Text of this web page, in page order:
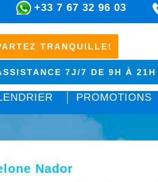
+33 7 67 32 96 03
TRANQUILLE!
7J/7 DE 9H À 21H
PROMOTIONS
Nador